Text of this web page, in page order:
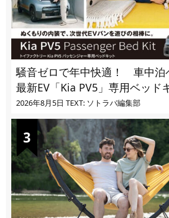
騒音ゼロで年中快適！ 車中泊
最新EV「Kia PV5」専用ベッド
2026年8月5日 TEXT: ソトラバ編集部